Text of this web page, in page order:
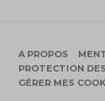
A PROPOS
PROTECTION
GÉRER MES